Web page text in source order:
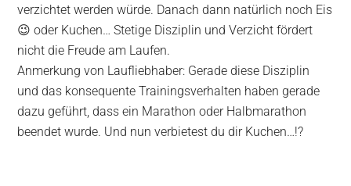
verzichtet werden würde. Danach dann natürlich noch Eis
😉 oder Kuchen… Stetige Disziplin und Verzicht fördert
nicht die Freude am Laufen.
Anmerkung von Laufliebhaber: Gerade diese Disziplin
und das konsequente Trainingsverhalten haben gerade
dazu geführt, dass ein Marathon oder Halbmarathon
beendet wurde. Und nun verbietest du dir Kuchen…!?